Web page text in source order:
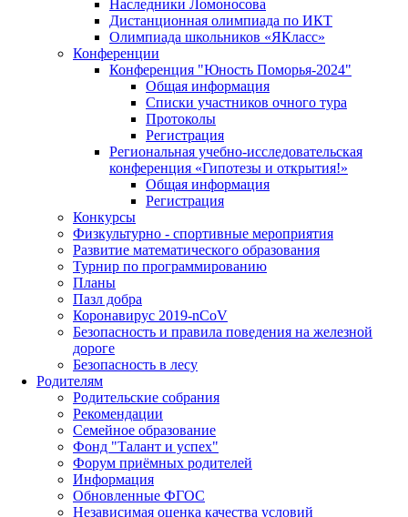
Наследники Ломоносова
Дистанционная олимпиада по ИКТ
Олимпиада школьников «ЯКласс»
Конференции
Конференция "Юность Поморья-2024"
Общая информация
Списки участников очного тура
Протоколы
Регистрация
Региональная учебно-исследовательская
конференция «Гипотезы и открытия!»
Общая информация
Регистрация
Конкурсы
Физкультурно - спортивные мероприятия
Развитие математического образования
Турнир по программированию
Планы
Пазл добра
Коронавирус 2019-nCoV
Безопасность и правила поведения на железной
дороге
Безопасность в лесу
Родителям
Родительские собрания
Рекомендации
Семейное образование
Фонд "Талант и успех"
Форум приёмных родителей
Информация
Обновленные ФГОС
Независимая оценка качества условий